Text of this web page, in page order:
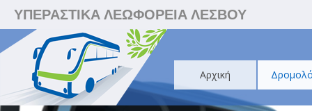
ΥΠΕΡΑΣΤΙΚΑ ΛΕΩΦΟΡΕΙΑ ΛΕΣΒΟΥ
Αρχική